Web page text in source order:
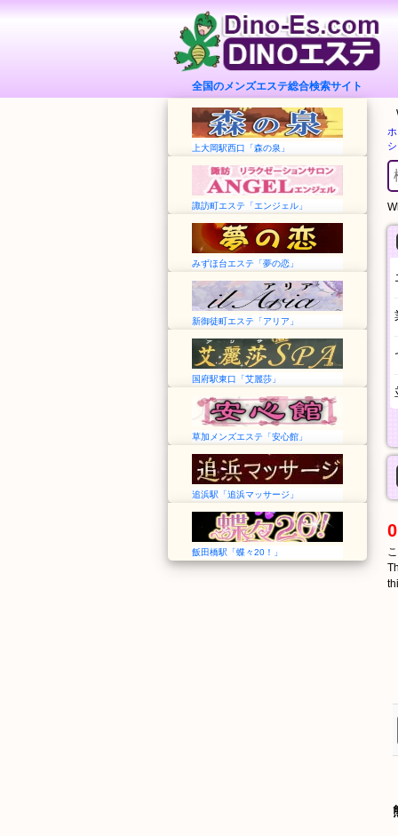
全国のメンズエステ総合検索サイト
上大岡駅西口「森の泉」
諏訪町エステ「エンジェル」
みずほ台エステ「夢の恋」
新御徒町エステ「アリア」
国府駅東口「艾麗莎」
草加メンズエステ「安心館」
追浜駅「追浜マッサージ」
飯田橋駅「蝶々20！」
0